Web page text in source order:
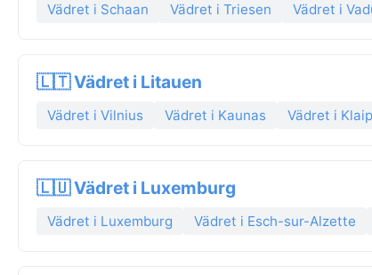
Vädret i Schaan Vädret i Triesen Vädret i
🇱🇹 Vädret i Litauen
Vädret i Vilnius Vädret i Kaunas Vädret i
🇱🇺 Vädret i Luxemburg
Vädret i Luxemburg Vädret i Esch-sur-Alzette